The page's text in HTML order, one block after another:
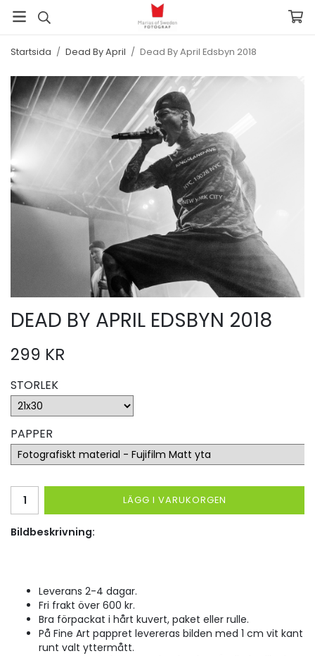
Startsida / Dead By April / Dead By April Edsbyn 2018
DEAD BY APRIL EDSBYN 2018
299 KR
STORLEK
PAPPER
LÄGG I VARUKORGEN
Bildbeskrivning:
Leverans 2-4 dagar.
Fri frakt över 600 kr.
Bra förpackat i hårt kuvert, paket eller rulle.
På Fine Art pappret levereras bilden med 1 cm vit kant
runt valt yttermått.